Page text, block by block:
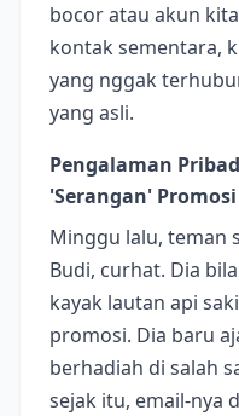
bocor atau akun
kontak sementara,
yang nggak
yang asli.
Pengalaman
'Serangan' Promosi
Minggu lalu, teman
Budi, curhat. Dia
kayak lautan api
promosi. Dia baru
berhadiah di salah
sejak itu, email-nya